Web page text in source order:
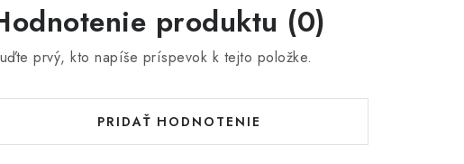
produktu (0)
prvý, kto napíše príspevok k tejto položke.
PRIDAŤ HODNOTENIE